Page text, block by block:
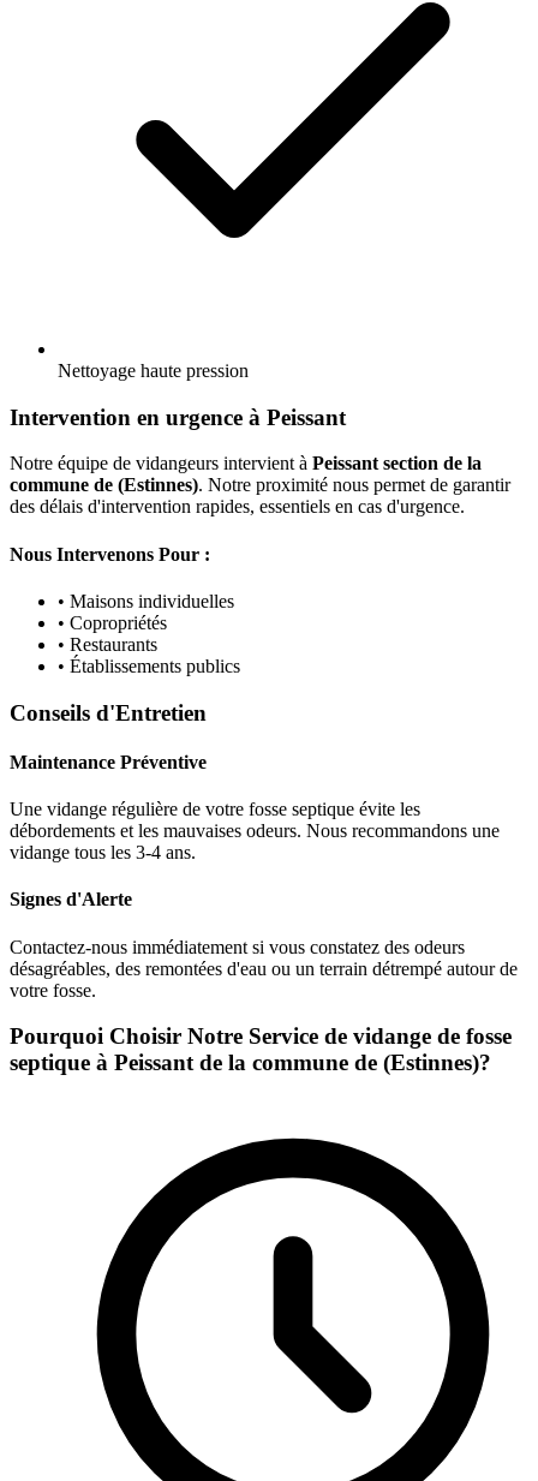
Nettoyage haute pression
Intervention en urgence à Peissant
Notre équipe de vidangeurs intervient à Peissant section de la
commune de (Estinnes). Notre proximité nous permet de garantir
des délais d'intervention rapides, essentiels en cas d'urgence.
Nous Intervenons Pour :
• Maisons individuelles
• Copropriétés
• Restaurants
• Établissements publics
Conseils d'Entretien
Maintenance Préventive
Une vidange régulière de votre fosse septique évite les
débordements et les mauvaises odeurs. Nous recommandons une
vidange tous les 3-4 ans.
Signes d'Alerte
Contactez-nous immédiatement si vous constatez des odeurs
désagréables, des remontées d'eau ou un terrain détrempé autour de
votre fosse.
Pourquoi Choisir Notre Service de vidange de fosse
septique à Peissant de la commune de (Estinnes)?